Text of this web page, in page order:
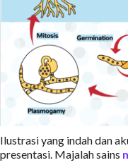
Ilustrasi yang indah dan
presentasi. Majalah sains